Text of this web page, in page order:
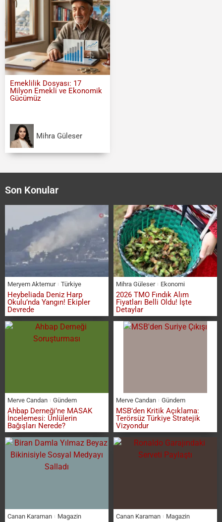
Emeklilik Dosyası: 17
Milyon Emekli ve Ekonomik
Gücümüz
Mihra Güleser
Son Konular
Meryem Aktemur Türkiye
Heybeliada Deniz Harp
Okulu’nda Yangın! Ekipler
Devrede
Mihra Güleser Ekonomi
2026 TMO Fındık Alım
Fiyatları Belli Oldu! İşte
Detaylar
Merve Candan Gündem
Ahbap Derneği’ne MASAK
İncelemesi: Ünlülerin
Bağışları Nerede?
Merve Candan Gündem
MSB’den Kritik Açıklama:
Terörsüz Türkiye Stratejik
Vizyondur
Canan Karaman Magazin Canan Karaman Magazin